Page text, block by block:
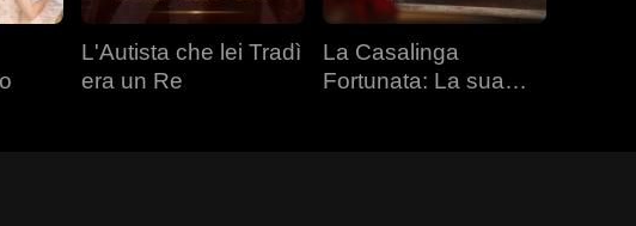
L'Autista che lei Tradì
era un Re
La Casalinga
Fortunata: La sua